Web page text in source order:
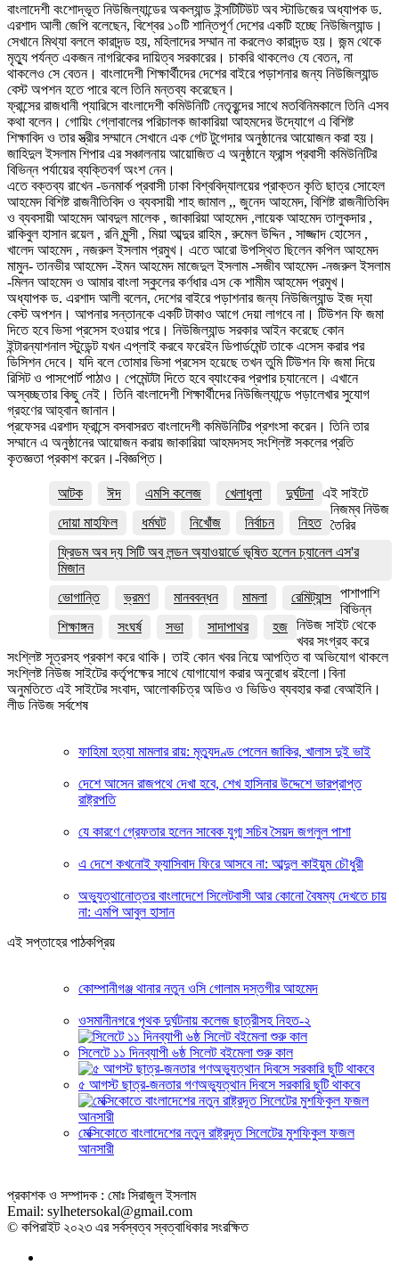
বাংলাদেশী বংশোদ্ভূত নিউজিল্যান্ডের অকল্যান্ড ইন্সটিটিউট অব স্টাডিজের অধ্যাপক ড.
এরশাদ আলী জেপি বলেছেন, বিশ্বের ১০টি শান্তিপূর্ণ দেশের একটি হচ্ছে নিউজিল্যান্ড।
সেখানে মিথ্যা বললে কারাদন্ড হয়, মহিলাদের সম্মান না করলেও কারাদন্ড হয়। জন্ম থেকে
মৃত্যু পর্যন্ত একজন নাগরিকের দায়িত্ব সরকারের। চাকরি থাকলেও যে বেতন, না
থাকলেও সে বেতন। বাংলাদেশী শিক্ষার্থীদের দেশের বাইরে পড়াশনার জন্য নিউজিল্যান্ড
বেস্ট অপশন হতে পারে বলে তিনি মন্তব্য করেছেন।
ফ্রান্সের রাজধানী প্যারিসে বাংলাদেশী কমিউনিটি নেতৃবৃন্দের সাথে মতবিনিমকালে তিনি এসব
কথা বলেন। গোয়িং গ্লোবালের পরিচালক জাকারিয়া আহমদের উদ্যোগে এ বিশিষ্ট
শিক্ষাবিদ ও তার স্ত্রীর সম্মানে সেখানে এক গেট টুগেদার অনুষ্ঠানের আয়োজন করা হয়।
জাহিদুল ইসলাম শিপার এর সঞ্চালনায় আয়োজিত এ অনুষ্ঠানে ফ্রান্স প্রবাসী কমিউনিটির
বিভিন্ন পর্যায়ের ব্যক্তিবর্গ অংশ নেন।
এতে বক্তব্য রাখেন -ডনমার্ক প্রবাসী ঢাকা বিশ্ববিদ্যালয়ের প্রাক্তন কৃতি ছাত্র সোহেল
আহমেদ বিশিষ্ট রাজনীতিবিদ ও ব্যবসায়ী শাহ জামাল ,, জুনেদ আহমেদ, বিশিষ্ট রাজনীতিবিদ
ও ব্যবসায়ী আহমেদ আবদুল মালেক , জাকারিয়া আহমেদ ,লায়েক আহমেদ তালুকদার ,
রাকিবুল হাসান রয়েল , রনি মুন্সী , মিয়া আব্দুর রাহিম , রুমেল উদ্দিন , সাজ্জাদ হোসেন ,
খালেদ আহমেদ , নজরুল ইসলাম প্রমুখ। এতে আরো উপস্থিত ছিলেন কপিল আহমেদ
মামুন- তানভীর আহমেদ -ইমন আহমেদ মাজেদুল ইসলাম -সজীব আহমেদ -নজরুল ইসলাম
-মিলন আহমেদ ও আমার বাংলা স্কুলের কর্ণধার এস কে শামীম আহমেদ প্রমুখ।
অধ্যাপক ড. এরশাদ আলী বলেন, দেশের বাইরে পড়াশনার জন্য নিউজিল্যান্ড ইজ দ্যা
বেস্ট অপশন। আপনার সন্তানকে একটি টাকাও আগে দেয়া লাগবে না। টিউশন ফি জমা
দিতে হবে ভিসা প্রসেস হওয়ার পরে। নিউজিল্যান্ড সরকার আইন করেছে কোন
ইন্টারন্যাশনাল স্টুডেন্ট যখন এপ্লাই করবে ফরেইন ডিপার্ডমেন্ট তাকে এসেস করার পর
ডিসিশন দেবে। যদি বলে তোমার ভিসা প্রসেস হয়েছে তখন তুমি টিউশন ফি জমা দিয়ে
রিসিট ও পাসপোর্ট পাঠাও। পেমেন্টটা দিতে হবে ব্যাংকের প্রপার চ্যানেলে। এখানে
অস্বচ্ছতার কিছু নেই। তিনি বাংলাদেশী শিক্ষার্থীদের নিউজিল্যান্ডে পড়ালেখার সুযোগ
গ্রহণের আহ্বান জানান।
প্রফেসর এরশাদ ফ্রান্সে বসবাসরত বাংলাদেশী কমিউনিটির প্রশংসা করেন। তিনি তার
সম্মানে এ অনুষ্ঠানের আয়োজন করায় জাকারিয়া আহমদসহ সংশ্লিষ্ট সকলের প্রতি
কৃতজ্ঞতা প্রকাশ করেন।-বিজ্ঞপ্তি।
আটক ঈদ এমসি কলেজ খেলাধুলা
দুর্ঘটনা
দোয়া মাহফিল
ধর্মঘট নিখোঁজ নির্বাচন
নিহত
ফ্রিডম অব দ্য সিটি অব লন্ডন অ্যাওয়ার্ডে ভূষিত হলেন চ্যানেল এস'র
মিজান
ভোগান্তি
ভ্রমণ মানববন্ধন মামলা
রেমিট্যান্স
শিক্ষাঙ্গন
সংঘর্ষ সভা সাদাপাথর হজ
এই সাইটে
নিজম্ব নিউজ
তৈরির
পাশাপাশি
বিভিন্ন
নিউজ সাইট থেকে
খবর সংগ্রহ করে
সংশ্লিষ্ট সূত্রসহ প্রকাশ করে থাকি। তাই কোন খবর নিয়ে আপত্তি বা অভিযোগ থাকলে
সংশ্লিষ্ট নিউজ সাইটের কর্তৃপক্ষের সাথে যোগাযোগ করার অনুরোধ রইলো।বিনা
অনুমতিতে এই সাইটের সংবাদ, আলোকচিত্র অডিও ও ভিডিও ব্যবহার করা বেআইনি।
লীড নিউজ সর্বশেষ
ফাহিমা হত্যা মামলার রায়: মৃত্যুদণ্ড পেলেন জাকির, খালাস দুই ভাই
দেশে আসেন রাজপথে দেখা হবে, শেখ হাসিনার উদ্দেশে ভারপ্রাপ্ত
রাষ্ট্রপতি
যে কারণে গ্রেফতার হলেন সাবেক যুগ্ম সচিব সৈয়দ জগলুল পাশা
এ দেশে কখনোই ফ্যাসিবাদ ফিরে আসবে না: আব্দুল কাইয়ুম চৌধুরী
অভ্যুত্থানোত্তর বাংলাদেশে সিলেটবাসী আর কোনো বৈষম্য দেখতে চায়
না: এমপি আবুল হাসান
এই সপ্তাহের পাঠকপ্রিয়
কোম্পানীগঞ্জ থানার নতুন ওসি গোলাম দস্তগীর আহমেদ
ওসমানীনগরে পৃথক দুর্ঘটনায় কলেজ ছাত্রীসহ নিহত-২
সিলেটে ১১ দিনব্যাপী ৬ষ্ঠ সিলেট বইমেলা শুরু কাল
৫ আগস্ট ছাত্র-জনতার গণঅভ্যুত্থান দিবসে সরকারি ছুটি থাকবে
মেক্সিকোতে বাংলাদেশের নতুন রাষ্ট্রদূত সিলেটের মুশফিকুল ফজল
আনসারী
প্রকাশক ও সম্পাদক : মোঃ সিরাজুল ইসলাম
Email: sylhetersokal@gmail.com
© কপিরাইট ২০২৩ এর সর্বস্বত্ব স্বত্বাধিকার সংরক্ষিত